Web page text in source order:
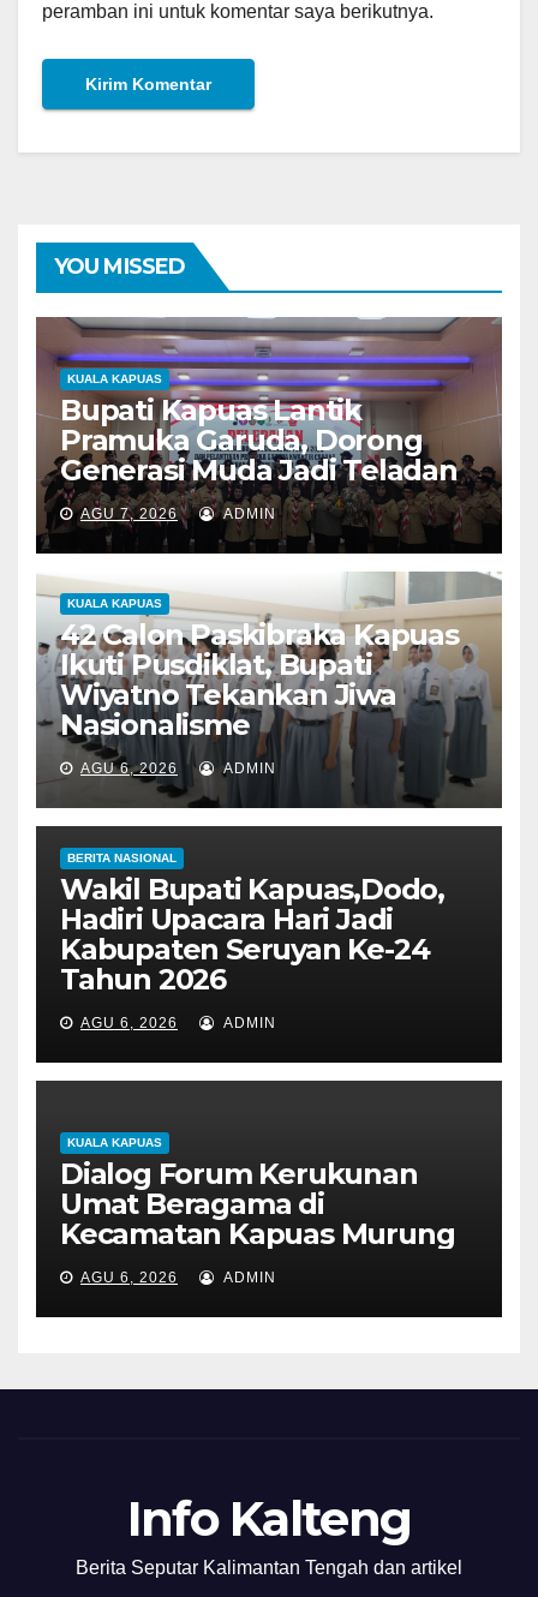
peramban ini untuk komentar saya berikutnya.
YOU MISSED
KUALA KAPUAS
Bupati Kapuas Lantik
Pramuka Garuda, Dorong
Generasi Muda Jadi Teladan
AGU 7, 2026 ADMIN
KUALA KAPUAS
42 Calon Paskibraka Kapuas
Ikuti Pusdiklat, Bupati
Wiyatno Tekankan Jiwa
Nasionalisme
AGU 6, 2026 ADMIN
BERITA NASIONAL
Wakil Bupati Kapuas,Dodo,
Hadiri Upacara Hari Jadi
Kabupaten Seruyan Ke-24
Tahun 2026
AGU 6, 2026 ADMIN
KUALA KAPUAS
Dialog Forum Kerukunan
Umat Beragama di
Kecamatan Kapuas Murung
AGU 6, 2026 ADMIN
Info Kalteng
Berita Seputar Kalimantan Tengah dan artikel